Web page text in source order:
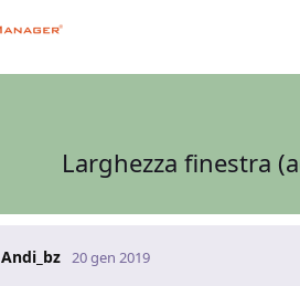
Larghezza finestra
Andi_bz 20 gen 2019